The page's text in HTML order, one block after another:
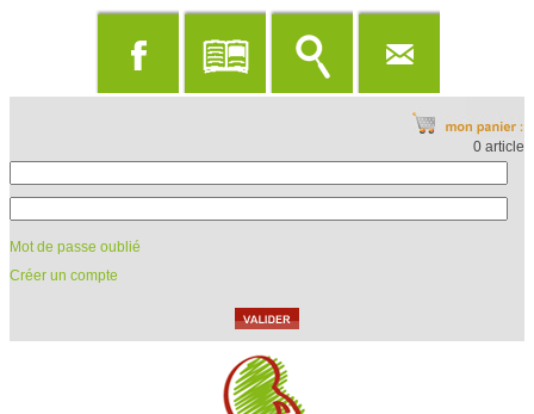
0 article
Mot de passe oublié
Créer un compte